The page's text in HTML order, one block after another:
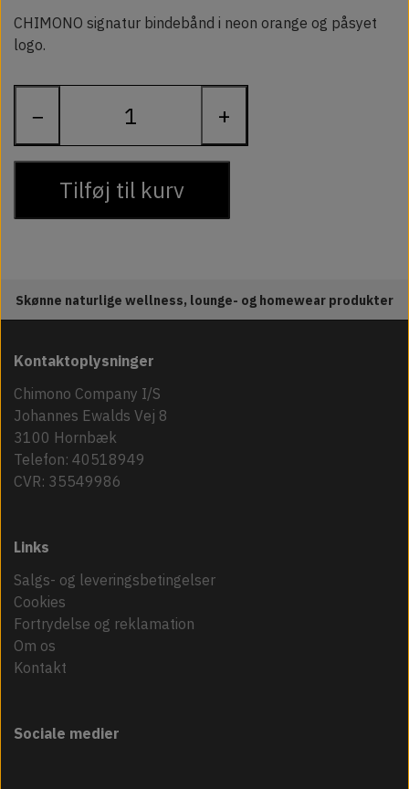
CHIMONO signatur bindebånd i neon orange og påsyet
logo.
− +
Tilføj til kurv
Skønne naturlige wellness, lounge- og homewear produkter
Kontaktoplysninger
Chimono Company I/S
Johannes Ewalds Vej 8
3100 Hornbæk
Telefon: 40518949
CVR: 35549986
Links
Salgs- og leveringsbetingelser
Cookies
Fortrydelse og reklamation
Om os
Kontakt
Sociale medier